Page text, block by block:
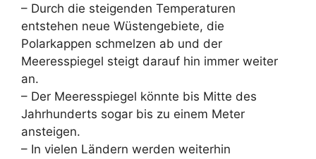
– Durch die steigenden Temperaturen
entstehen neue Wüstengebiete, die
Polarkappen schmelzen ab und der
Meeresspiegel steigt darauf hin immer weiter
an.
– Der Meeresspiegel könnte bis Mitte des
Jahrhunderts sogar bis zu einem Meter
ansteigen.
– In vielen Ländern werden weiterhin